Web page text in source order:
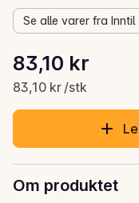
Se alle varer fra Inntil
Gjeldende pris er:
83,10 kr
83,10 kr /stk
Stykkpris: 83,10 kr /
Om produktet